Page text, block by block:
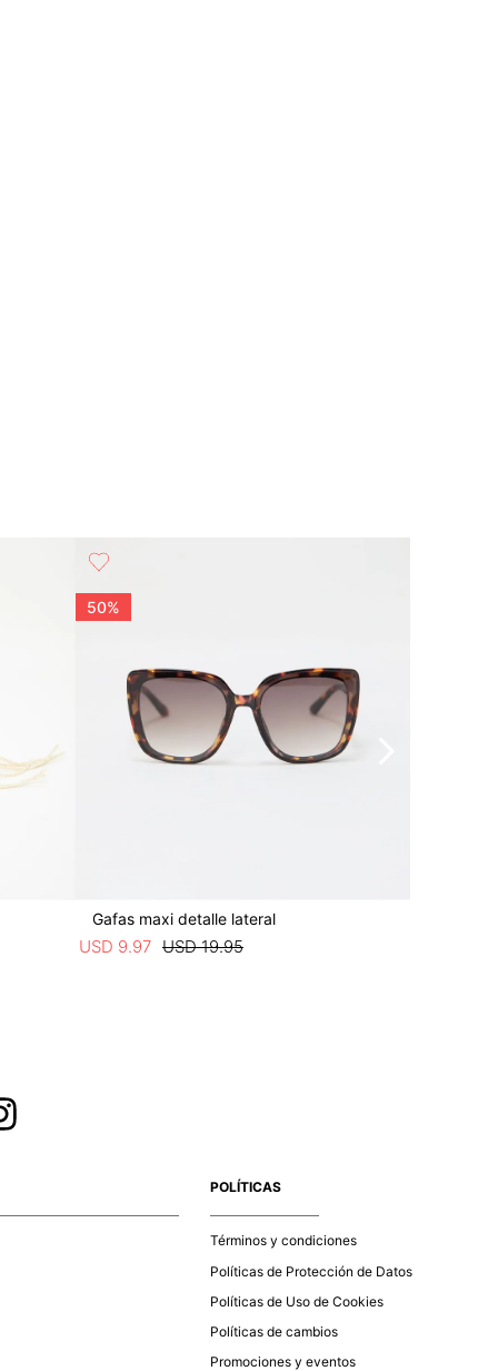
50%
Gafas maxi detalle lateral
USD 19.95
USD 9.97
POLÍTICAS
Términos y condiciones
Políticas de Protección de Datos
Políticas de Uso de Cookies
Políticas de cambios
Promociones y eventos